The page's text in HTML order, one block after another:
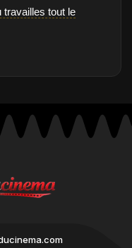
travailles tout le